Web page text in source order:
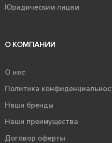
Юридическим лицам
О КОМПАНИИ
О нас
Политика
Наши бренды
Наши преимущества
Договор оферты